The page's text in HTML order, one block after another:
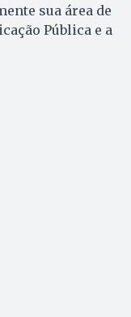
sua área de
Pública e a